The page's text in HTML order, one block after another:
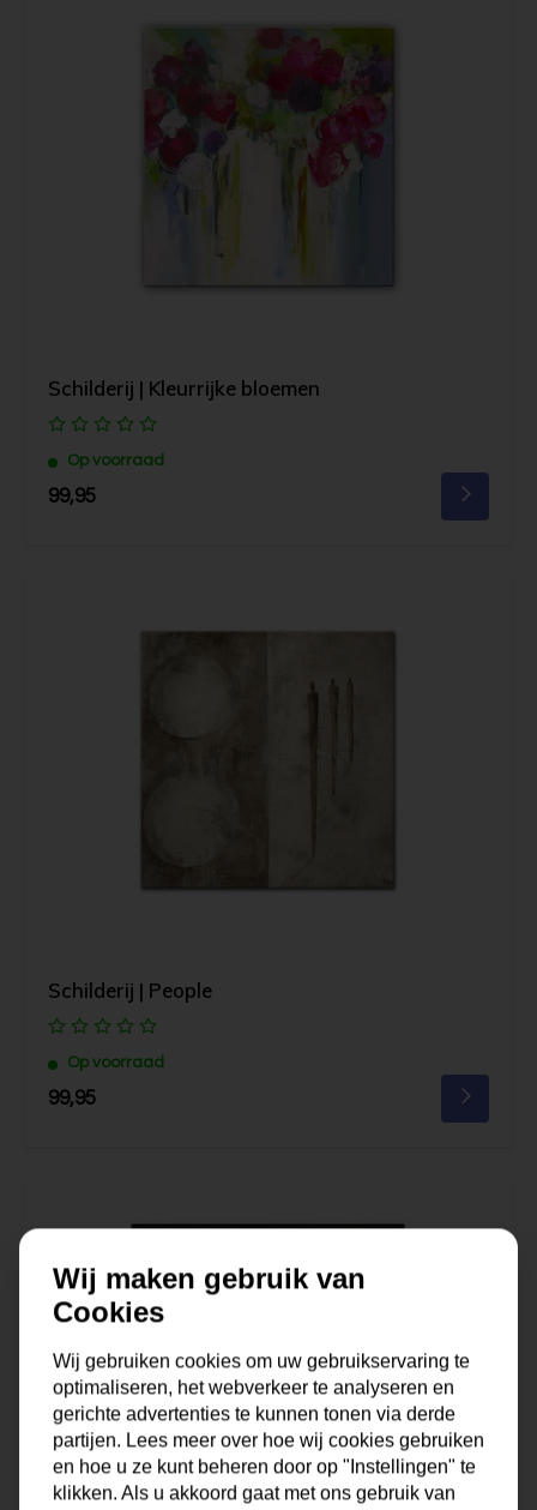
Schilderij | Kleurrijke bloemen
Op voorraad
99,95
Schilderij | People
Op voorraad
99,95
Wij maken gebruik van
Cookies
Wij gebruiken cookies om uw gebruikservaring te
optimaliseren, het webverkeer te analyseren en
gerichte advertenties te kunnen tonen via derde
partijen. Lees meer over hoe wij cookies gebruiken
en hoe u ze kunt beheren door op "Instellingen" te
klikken. Als u akkoord gaat met ons gebruik van